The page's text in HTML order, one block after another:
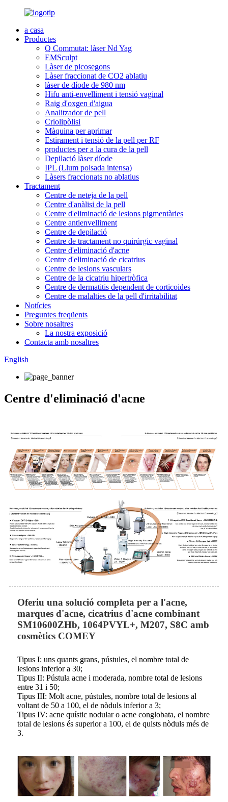
a casa
Productes
Q Commutat: làser Nd Yag
EMSculpt
Làser de picosegons
Làser fraccionat de CO2 ablatiu
làser de díode de 980 nm
Hifu anti-envelliment i tensió vaginal
Raig d'oxgen d'aigua
Analitzador de pell
Criolipòlisi
Màquina per aprimar
Estirament i tensió de la pell per RF
productes per a la cura de la pell
Depilació làser díode
IPL (Llum polsada intensa)
Làsers fraccionats no ablatius
Tractament
Centre de neteja de la pell
Centre d'anàlisi de la pell
Centre d'eliminació de lesions pigmentàries
Centre antienvelliment
Centre de depilació
Centre de tractament no quirúrgic vaginal
Centre d'eliminació d'acne
Centre d'eliminació de cicatrius
Centre de lesions vasculars
Centre de la cicatriu hipertròfica
Centre de dermatitis dependent de corticoides
Centre de malalties de la pell d'irritabilitat
Notícies
Preguntes freqüents
Sobre nosaltres
La nostra exposició
Contacta amb nosaltres
English
Centre d'eliminació d'acne
Oferiu una solució completa per a l'acne,
marques d'acne, cicatrius d'acne combinant
SM10600ZHb, 1064PVYL+, M207, S8C amb
cosmètics COMEY
Tipus I: uns quants grans, pústules, el nombre total de
lesions inferior a 30;
Tipus II: Pústula acne i moderada, nombre total de lesions
entre 31 i 50;
Tipus III: Molt acne, pústules, nombre total de lesions al
voltant de 50 a 100, el de nòduls inferior a 3;
Tipus IV: acne quístic nodular o acne conglobata, el nombre
total de lesions és superior a 100, el de quists nòduls més de
3.